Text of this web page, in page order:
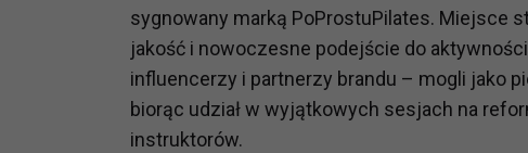
sygnowany marką PoProstuPilates. Miejsce
jakość i nowoczesne podejście do
influencerzy i partnerzy brandu – mogli jako
biorąc udział w wyjątkowych sesjach na
instruktorów.